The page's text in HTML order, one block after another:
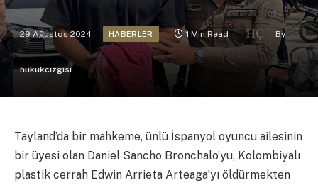
29 Ağustos 2024 HABERLER 1 Min Read By
hukukcizgisi
Tayland’da bir mahkeme, ünlü İspanyol oyuncu ailesinin
bir üyesi olan Daniel Sancho Bronchalo’yu, Kolombiyalı
plastik cerrah Edwin Arrieta Arteaga’yı öldürmekten